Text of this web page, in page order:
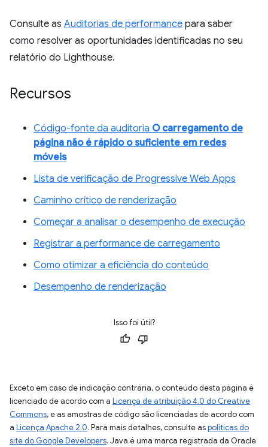
Consulte as Auditorias de performance para saber
como resolver as oportunidades identificadas no seu
relatório do Lighthouse.
Recursos
Código-fonte da auditoria O carregamento de
página não é rápido o suficiente em redes
móveis
Lista de verificação de Progressive Web Apps
Caminho crítico de renderização
Começar a analisar o desempenho de execução
Registrar a performance de carregamento
Como otimizar a eficiência do conteúdo
Desempenho de renderização
Isso foi útil?
Exceto em caso de indicação contrária, o conteúdo desta página é
licenciado de acordo com a Licença de atribuição 4.0 do Creative
Commons, e as amostras de código são licenciadas de acordo com
a Licença Apache 2.0. Para mais detalhes, consulte aspolíticas do
site do Google Developers. Java é uma marca registrada da Oracle